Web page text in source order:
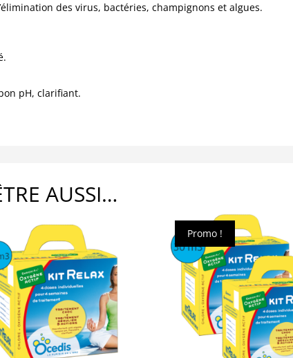
des virus, bactéries, champignons et algues.
pH, clarifiant.
AUSSI…
Promo !